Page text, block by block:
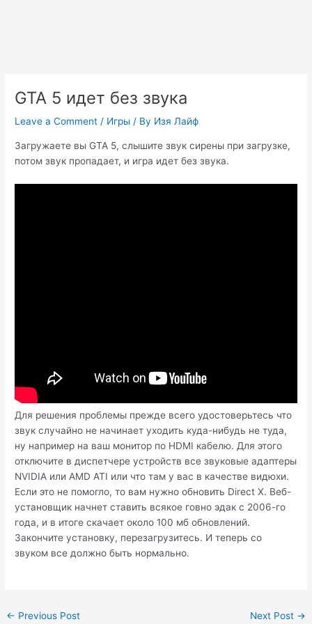
GTA 5 идет без звука
Leave a Comment / Игры / By Изя Лайф
Загружаете вы GTA 5, слышите звук сирены при загрузке,
потом звук пропадает, и игра идет без звука.
Для решения проблемы прежде всего удостоверьтесь что
звук случайно не начинает уходить куда-нибудь не туда,
ну например на ваш монитор по HDMI кабелю. Для этого
отключите в диспетчере устройств все звуковые адаптеры
NVIDIA или AMD ATI или что там у вас в качестве видюхи.
Если это не помогло, то вам нужно обновить Direct X. Веб-
установщик начнет ставить всякое говно эдак с 2006-го
года, и в итоге скачает около 100 мб обновлений.
Закончите установку, перезагрузитесь. И теперь со
звуком все должно быть нормально.
Post
← Previous Post Next Post →